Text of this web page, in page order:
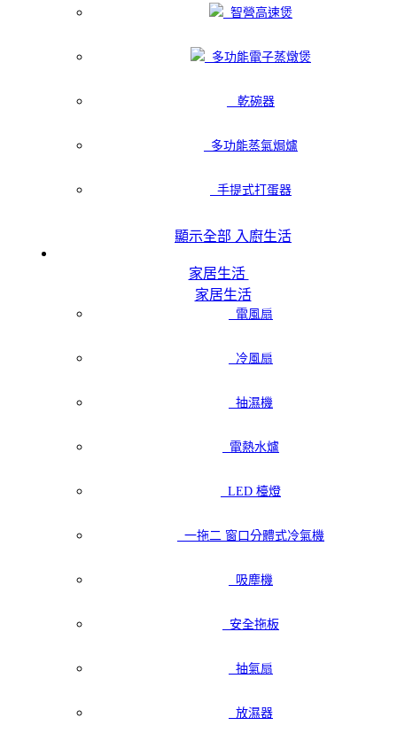
智營高速煲
多功能電子蒸燉煲
乾碗器
多功能蒸氣焗爐
手提式打蛋器
顯示全部 入廚生活
家居生活
家居生活
電風扇
冷風扇
抽濕機
電熱水爐
LED 檯燈
一拖二 窗口分體式冷氣機
吸塵機
安全拖板
抽氣扇
放濕器